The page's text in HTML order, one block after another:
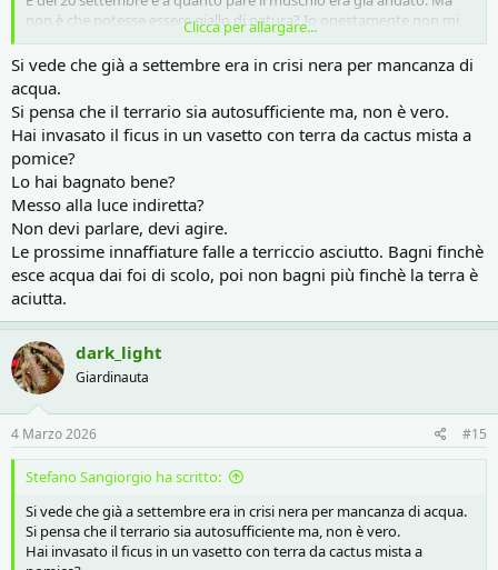
non è che potesse essere giallo di natura? Io onestamente non mi
ricordo…
Clicca per allargare...
Si vede che già a settembre era in crisi nera per mancanza di
acqua.
Si pensa che il terrario sia autosufficiente ma, non è vero.
Hai invasato il ficus in un vasetto con terra da cactus mista a
pomice?
Lo hai bagnato bene?
Messo alla luce indiretta?
Non devi parlare, devi agire.
Le prossime innaffiature falle a terriccio asciutto. Bagni finchè
esce acqua dai foi di scolo, poi non bagni più finchè la terra è
aciutta.
dark_light
Giardinauta
4 Marzo 2026 #15
Stefano Sangiorgio ha scritto:
Si vede che già a settembre era in crisi nera per mancanza di acqua.
Si pensa che il terrario sia autosufficiente ma, non è vero.
Hai invasato il ficus in un vasetto con terra da cactus mista a